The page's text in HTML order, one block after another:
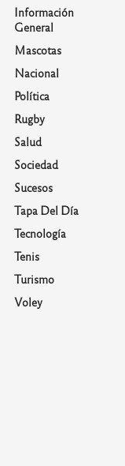
Información
General
Mascotas
Nacional
Política
Rugby
Salud
Sociedad
Sucesos
Tapa Del Día
Tecnología
Tenis
Turismo
Voley